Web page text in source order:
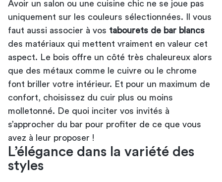
Avoir un salon ou une cuisine chic ne se joue pas
uniquement sur les couleurs sélectionnées. Il vous
faut aussi associer à vos tabourets de bar blancs
des matériaux qui mettent vraiment en valeur cet
aspect. Le bois offre un côté très chaleureux alors
que des métaux comme le cuivre ou le chrome
font briller votre intérieur. Et pour un maximum de
confort, choisissez du cuir plus ou moins
molletonné. De quoi inciter vos invités à
s’approcher du bar pour profiter de ce que vous
avez à leur proposer !
L’élégance dans la variété des
styles